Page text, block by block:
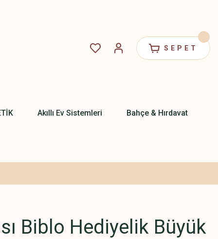
SEPET
Akıllı Ev Sistemleri Bahçe & Hırdavat
Biblo Hediyelik Büyük